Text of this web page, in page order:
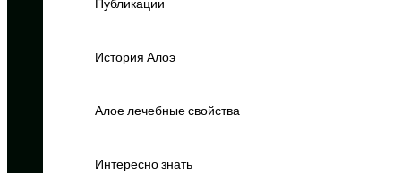
Публикации
История Алоэ
Алое лечебные свойства
Интересно знать